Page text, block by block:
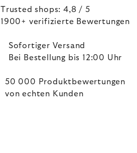
Trusted shops: 4,8 / 5
1900+ verifizierte Bewertungen
Sofortiger Versand
Bei Bestellung bis 12:00 Uhr
50 000 Produktbewertungen
von echten Kunden